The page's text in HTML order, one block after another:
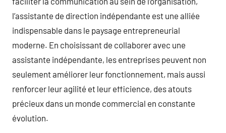
l’assistante de direction indépendante est une alliée
indispensable dans le paysage entrepreneurial
moderne. En choisissant de collaborer avec une
assistante indépendante, les entreprises peuvent non
seulement améliorer leur fonctionnement, mais aussi
renforcer leur agilité et leur efficience, des atouts
précieux dans un monde commercial en constante
évolution.